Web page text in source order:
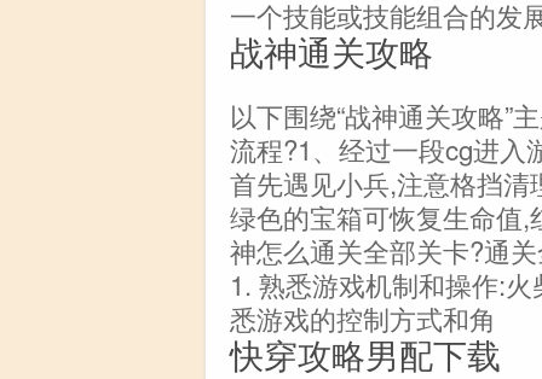
一个技能或技能组合的发
战神通关攻略
以下围绕“战神通关攻略”
流程?1、经过一段cg进入
首先遇见小兵,注意格挡
绿色的宝箱可恢复生命值
神怎么通关全部关卡?通
1. 熟悉游戏机制和操作:
悉游戏的控制方式和角
快穿攻略男配下载